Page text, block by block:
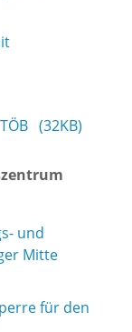
(32KB)
und
Mitte
für den